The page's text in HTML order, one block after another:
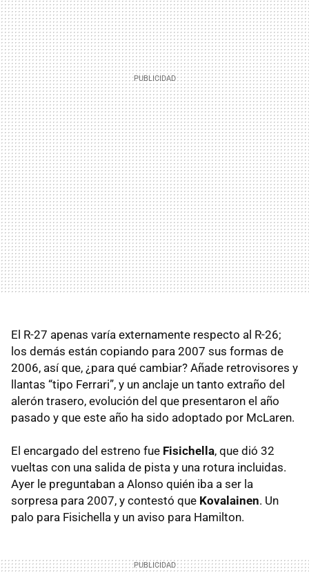
El R-27 apenas varía externamente respecto al R-26;
los demás están copiando para 2007 sus formas de
2006, así que, ¿para qué cambiar? Añade retrovisores y
llantas “tipo Ferrari”, y un anclaje un tanto extraño del
alerón trasero, evolución del que presentaron el año
pasado y que este año ha sido adoptado por McLaren.
El encargado del estreno fue Fisichella, que dió 32
vueltas con una salida de pista y una rotura incluidas.
Ayer le preguntaban a Alonso quién iba a ser la
sorpresa para 2007, y contestó que Kovalainen. Un
palo para Fisichella y un aviso para Hamilton.